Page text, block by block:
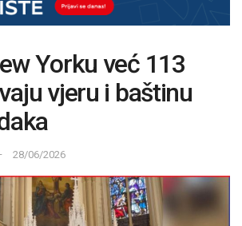
Yorku već 113
vjeru i baštinu
28/06/2026